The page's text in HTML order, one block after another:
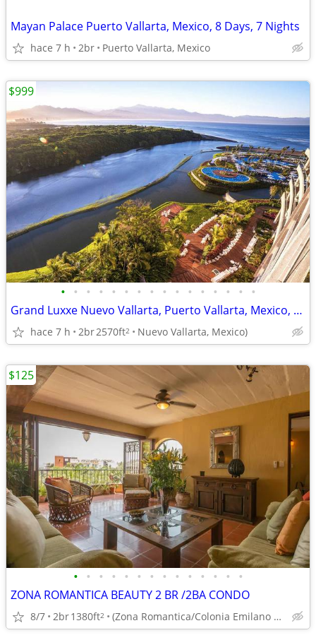
Mayan Palace Puerto Vallarta, Mexico, 8 Days, 7 Nights
hace 7 h 2br Puerto Vallarta, Mexico
• • • • • • • • • • • • • • • •
Grand Luxxe Nuevo Vallarta, Puerto Vallarta, Mexico, 8 Days, 7 Nights
hace 7 h 2br2570ft2 Nuevo Vallarta, Mexico)
$999
• • • • • • • • • • • • • •
ZONA ROMANTICA BEAUTY 2 BR /2BA CONDO
8/7 2br1380ft2 (Zona Romantica/Colonia Emilano Zapata)
$125